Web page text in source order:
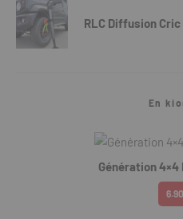
RLC Diffusion
En
Génération 4×4